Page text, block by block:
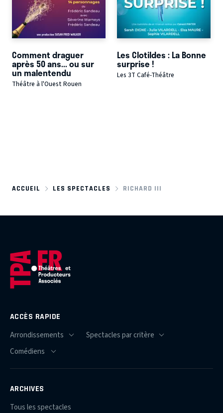
Comment draguer
après 50 ans... ou sur
un malentendu
Théâtre à l'Ouest Rouen
Les Clotildes : La Bonne
surprise !
Les 3T Café-Théâtre
ACCUEIL LES SPECTACLES RICHARD III
ACCÈS RAPIDE
ARCHIVES
Tous les spectacles